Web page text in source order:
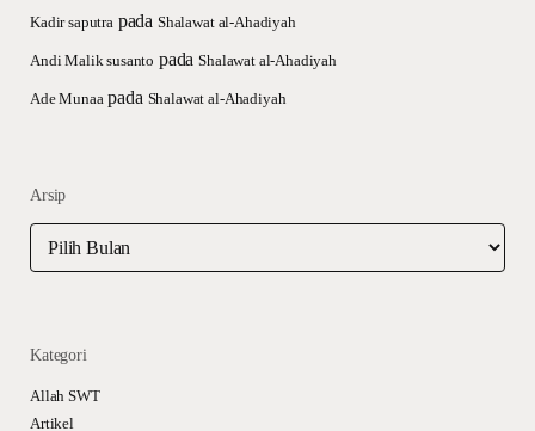
Kadir saputra pada Shalawat al-Ahadiyah
Andi Malik susanto padaShalawat al-Ahadiyah
Ade Munaa pada Shalawat al-Ahadiyah
Arsip
Kategori
Allah SWT
Artikel